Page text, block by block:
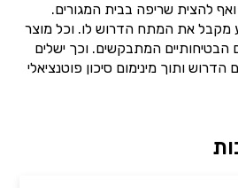
להצית שריפה בבית המגורים.
מקבל את המתח הדרוש לו. וכל מוצר
המתבקשים. וכך ישלים
ותוך מינימום סיכון פוטנציאלי